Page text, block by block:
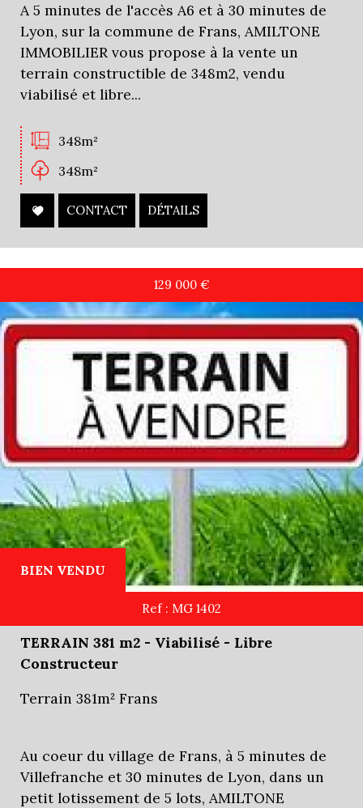
A 5 minutes de l'accès A6 et à 30 minutes de
Lyon, sur la commune de Frans, AMILTONE
IMMOBILIER vous propose à la vente un
terrain constructible de 348m2, vendu
viabilisé et libre...
348m²
348m²
CONTACT DÉTAILS
BIEN VENDU
129 000 €
Ref : MG 1402
TERRAIN 381 m2 - Viabilisé - Libre
Constructeur
Terrain 381m² Frans
Au coeur du village de Frans, à 5 minutes de
Villefranche et 30 minutes de Lyon, dans un
petit lotissement de 5 lots, AMILTONE